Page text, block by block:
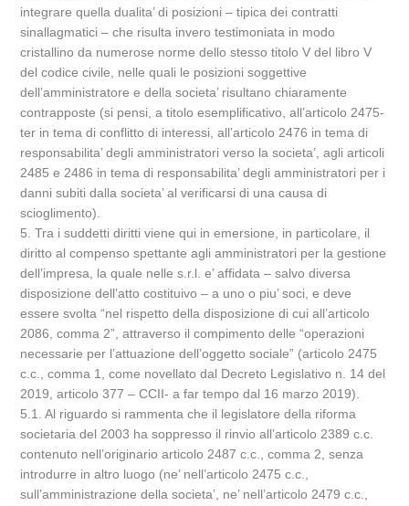
integrare quella dualita’ di posizioni – tipica dei contratti
sinallagmatici – che risulta invero testimoniata in modo
cristallino da numerose norme dello stesso titolo V del libro V
del codice civile, nelle quali le posizioni soggettive
dell’amministratore e della societa’ risultano chiaramente
contrapposte (si pensi, a titolo esemplificativo, all’articolo 2475-
ter in tema di conflitto di interessi, all’articolo 2476 in tema di
responsabilita’ degli amministratori verso la societa’, agli articoli
2485 e 2486 in tema di responsabilita’ degli amministratori per i
danni subiti dalla societa’ al verificarsi di una causa di
scioglimento).
5. Tra i suddetti diritti viene qui in emersione, in particolare, il
diritto al compenso spettante agli amministratori per la gestione
dell’impresa, la quale nelle s.r.l. e’ affidata – salvo diversa
disposizione dell’atto costituivo – a uno o piu’ soci, e deve
essere svolta “nel rispetto della disposizione di cui all’articolo
2086, comma 2”, attraverso il compimento delle “operazioni
necessarie per l’attuazione dell’oggetto sociale” (articolo 2475
c.c., comma 1, come novellato dal Decreto Legislativo n. 14 del
2019, articolo 377 – CCII- a far tempo dal 16 marzo 2019).
5.1. Al riguardo si rammenta che il legislatore della riforma
societaria del 2003 ha soppresso il rinvio all’articolo 2389 c.c.
contenuto nell’originario articolo 2487 c.c., comma 2, senza
introdurre in altro luogo (ne’ nell’articolo 2475 c.c.,
sull’amministrazione della societa’, ne’ nell’articolo 2479 c.c.,